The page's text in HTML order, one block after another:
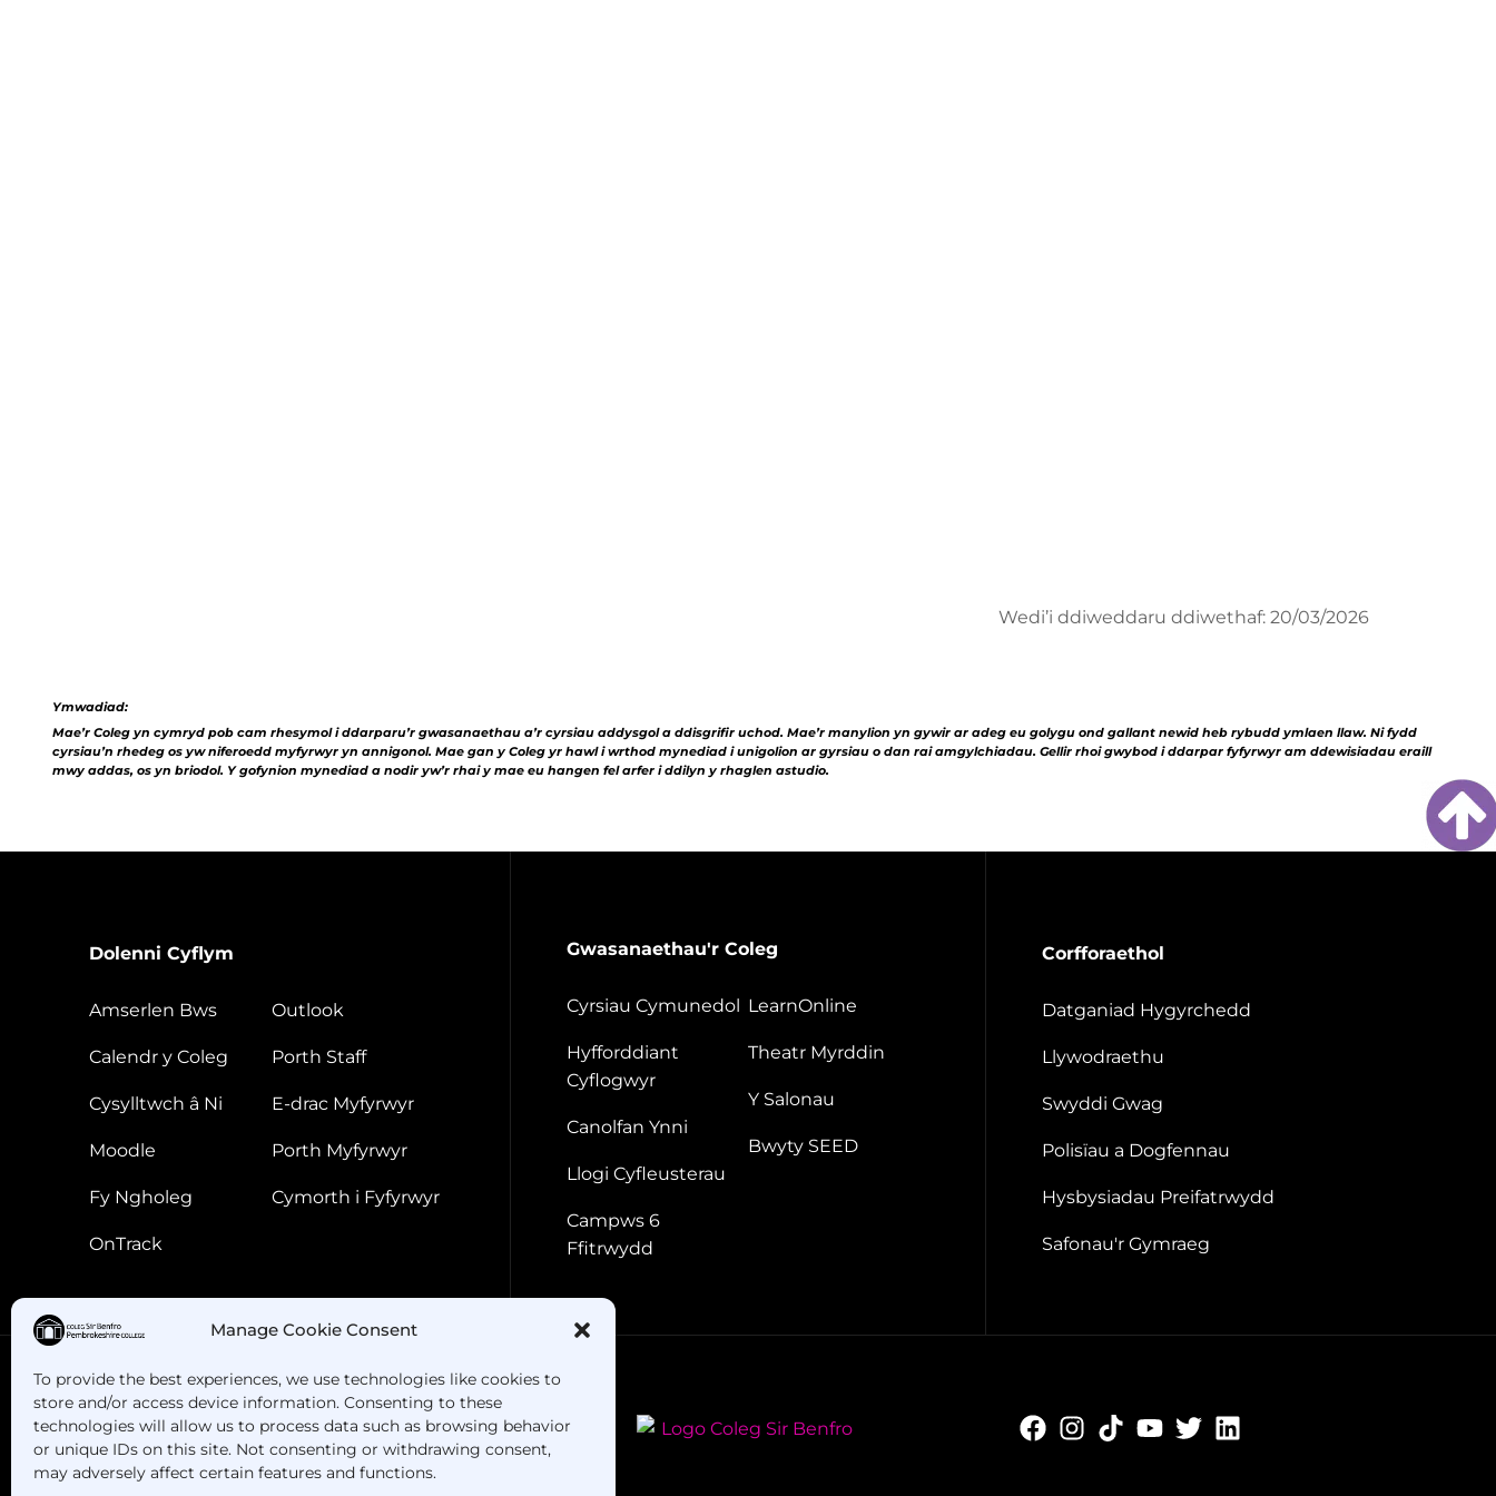
Manage Cookie Consent
To provide the best experiences, we use technologies like cookies to
store and/or access device information. Consenting to these
technologies will allow us to process data such as browsing behavior
or unique IDs on this site. Not consenting or withdrawing consent,
may adversely affect certain features and functions.
Wedi’i ddiweddaru ddiwethaf: 20/03/2026
Ymwadiad:
Mae’r Coleg yn cymryd pob cam rhesymol i ddarparu’r gwasanaethau a’r cyrsiau addysgol a ddisgrifir uchod. Mae’r manylion yn gywir ar adeg eu golygu ond gallant newid heb rybudd ymlaen llaw. Ni fydd
cyrsiau’n rhedeg os yw niferoedd myfyrwyr yn annigonol. Mae gan y Coleg yr hawl i wrthod mynediad i unigolion ar gyrsiau o dan rai amgylchiadau. Gellir rhoi gwybod i ddarpar fyfyrwyr am ddewisiadau eraill
mwy addas, os yn briodol. Y gofynion mynediad a nodir yw’r rhai y mae eu hangen fel arfer i ddilyn y rhaglen astudio.
Dolenni Cyflym
Amserlen Bws
Calendr y Coleg
Cysylltwch â Ni
Moodle
Fy Ngholeg
OnTrack
Outlook
Porth Staff
E-drac Myfyrwyr
Porth Myfyrwyr
Cymorth i Fyfyrwyr
Gwasanaethau'r Coleg
Cyrsiau Cymunedol
Hyfforddiant
Cyflogwyr
Canolfan Ynni
Llogi Cyfleusterau
Campws 6
Ffitrwydd
LearnOnline
Theatr Myrddin
Y Salonau
Bwyty SEED
Corfforaethol
Datganiad Hygyrchedd
Llywodraethu
Swyddi Gwag
Polisïau a Dogfennau
Hysbysiadau Preifatrwydd
Safonau'r Gymraeg
Oes gennych chi gwestiynau? Ffoniwch ni!
+44 1437 753 000